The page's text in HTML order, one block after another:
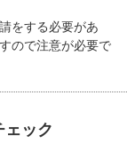
をする必要があ
ので注意が必要で
ェック